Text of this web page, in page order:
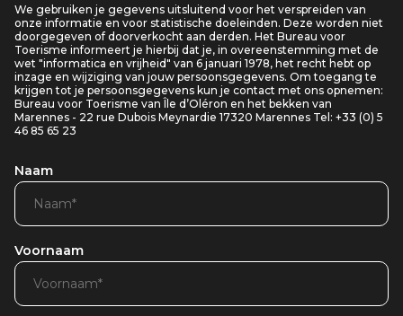
We gebruiken je gegevens uitsluitend voor het verspreiden van
onze informatie en voor statistische doeleinden. Deze worden niet
doorgegeven of doorverkocht aan derden. Het Bureau voor
Toerisme informeert je hierbij dat je, in overeenstemming met de
wet "informatica en vrijheid" van 6 januari 1978, het recht hebt op
inzage en wijziging van jouw persoonsgegevens. Om toegang te
krijgen tot je persoonsgegevens kun je contact met ons opnemen:
Bureau voor Toerisme van Île d’Oléron en het bekken van
Marennes - 22 rue Dubois Meynardie 17320 Marennes Tel: +33 (0) 5
46 85 65 23
Naam
Voornaam